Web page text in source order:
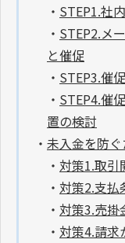
・ STEP1.社
・ STEP2.メ
と催促
・ STEP3.催
・ STEP4.催
置の検討
・ 未入金を防
・ 対策1.取引
・ 対策2.支払
・ 対策3.売掛
・ 対策4.請求